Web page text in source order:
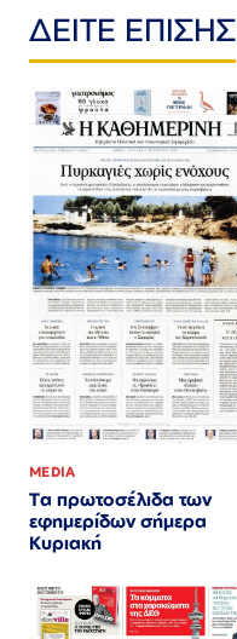
ΔΕΙΤΕ ΕΠΙΣΗΣ
MEDIA
Τα πρωτοσέλιδα των
εφημερίδων σήμερα
Κυριακή